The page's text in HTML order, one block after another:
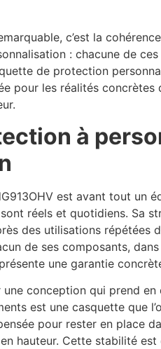
c’est la
: chacune de ces
de protection
pour les réalités
à
est avant tout un
réels et quotidiens. Sa
des utilisations répétées
de ses composants,
une garantie
conception qui prend
est une casquette que
pour rester en place
hauteur. Cette stabilité